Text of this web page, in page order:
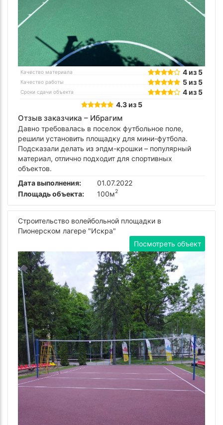
Качество материала 4 из 5
Качество работы 5 из 5
Сроки сдачи объекта
4 из 5
4.3 из 5
Отзыв заказчика – Ибрагим
Давно требовалась в поселок футбольное поле,
решили установить площадку для мини-футбола.
Подсказали делать из эпдм-крошки – популярный
материал, отлично подходит для спортивных
объектов.
Дата выполнения:
01.07.2022
Площадь объекта:
100м2
Строительство волейбольной площадки в
Пионерском лагере "Искра"
Посмотреть объект